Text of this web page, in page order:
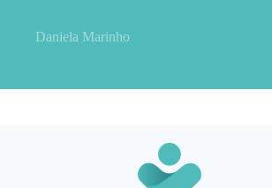
Daniela Marinho